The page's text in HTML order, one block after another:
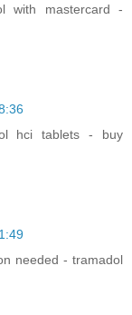
with mastercard -
hci tablets - buy
needed - tramadol